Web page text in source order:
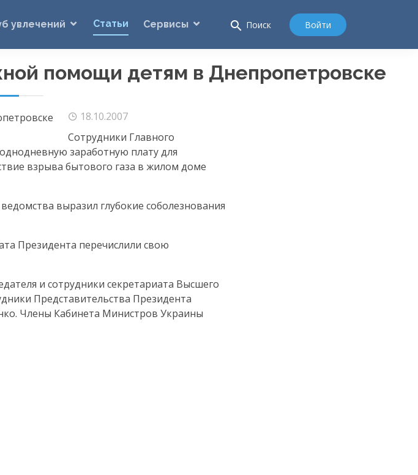
увлечений Статьи Сервисы search Поиск Войти
помощи детям в Днепропетровске
18.10.2007
Сотрудники Главного
заработную плату для
взрыва бытового газа в жилом доме
выразил глубокие соболезнования
Президента перечислили свою
и сотрудники секретариата Высшего
Представительства Президента
Члены Кабинета Министров Украины